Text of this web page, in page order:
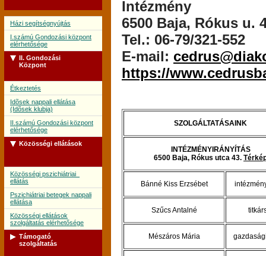
Házi segítségnyújtás
I.számú Gondozási központ
elérhetősége
II. Gondozási
Központ
Étkeztetés
Idõsek nappali ellátása
(Idõsek klubja)
II.számú Gondozási központ
elérhetősége
Közösségi ellátások
Közösségi pszichiátriai
ellátás
Pszichiátriai betegek nappali
ellátása
Közösségi ellátások
szolgáltatás elérhetősége
Támogató
szolgáltatás
Intézmény
6500 Baja, Rókus u.
Tel.: 06-79/321-552
E-mail:
https://
SZOLGÁLTATÁSAINK
INTÉZMÉNYIRÁNYÍTÁS
6500 Baja, Rókus utca 43.
Bánné Kiss Erzsébet
Szűcs Antalné
Mészáros Mária